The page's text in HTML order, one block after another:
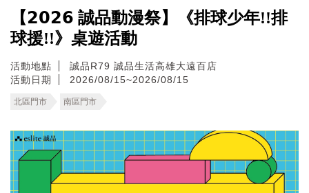
【𝟮𝟬𝟮𝟲 誠品動漫祭】《排球少年!!排
球援!!》桌遊活動
活動地點 誠品R79 誠品生活高雄大遠百店
活動日期
2026/08/15~2026/08/15
北區門市 南區門市